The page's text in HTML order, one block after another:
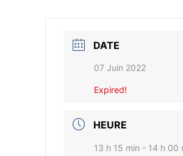
DATE
07 Juin 2022
Expired!
HEURE
13 h 15 min - 14 h 00